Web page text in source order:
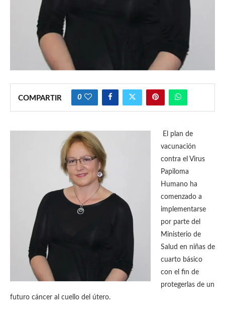
COMPARTIR 0
El plan de
vacunación
contra el Virus
Papiloma
Humano ha
comenzado a
implementarse
por parte del
Ministerio de
Salud en niñas de
cuarto básico
con el fin de
protegerlas de un
futuro cáncer al cuello del útero.